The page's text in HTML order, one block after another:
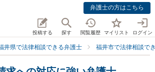
弁護士の方はこちら
投稿する 探す 閲覧履歴 マイリスト ログイン
井県で法律相談できる弁護士 福井市で法律相談で